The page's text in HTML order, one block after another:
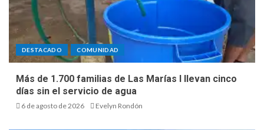
DESTACADO COMUNIDAD
Más de 1.700 familias de Las Marías I llevan cinco
días sin el servicio de agua
6 de agosto de 2026 Evelyn Rondón